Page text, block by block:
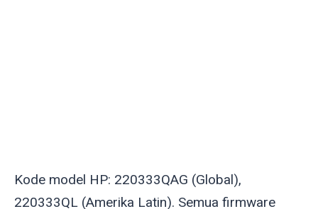
Kode model HP: 220333QAG (Global),
220333QL (Amerika Latin). Semua firmware